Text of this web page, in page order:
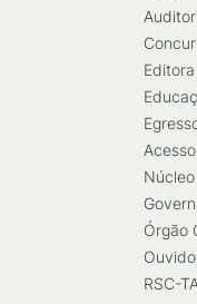
Editora
Órgão
RSC-